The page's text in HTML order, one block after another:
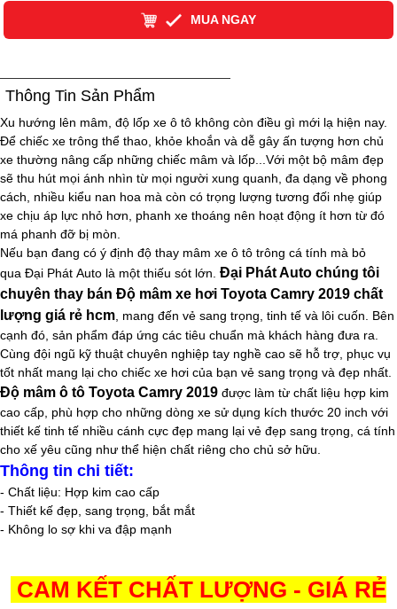
MUA NGAY
Thông Tin Sản Phẩm
Xu hướng lên mâm, độ lốp xe ô tô không còn điều gì mới lạ hiện nay.
Để chiếc xe trông thể thao, khỏe khoắn và dễ gây ấn tượng hơn chủ
xe thường nâng cấp những chiếc mâm và lốp...Với một bộ mâm đẹp
sẽ thu hút mọi ánh nhìn từ mọi người xung quanh, đa dạng về phong
cách, nhiều kiểu nan hoa mà còn có trọng lượng tương đối nhẹ giúp
xe chịu áp lực nhỏ hơn, phanh xe thoáng nên hoạt động ít hơn từ đó
má phanh đỡ bị mòn.
Nếu bạn đang có ý định độ thay mâm xe ô tô trông cá tính mà bỏ
qua Đại Phát Auto là một thiếu sót lớn. Đại Phát Auto chúng tôi
chuyên thay bán Độ mâm xe hơi Toyota Camry 2019 chất
lượng giá rẻ​ hcm , mang đến vẻ sang trọng, tinh tế và lôi cuốn. Bên
cạnh đó, sản phẩm đáp ứng các tiêu chuẩn mà khách hàng đưa ra.
Cùng đội ngũ kỹ thuật chuyên nghiệp tay nghề cao sẽ hỗ trợ, phục vụ
tốt nhất mang lại cho chiếc xe hơi của bạn vẻ sang trọng và đẹp nhất.
Độ mâm ô tô Toyota Camry 2019 được làm từ chất liệu hợp kim
cao cấp, phù hợp cho những dòng xe sử dụng kích thước 20 inch với
thiết kế tinh tế nhiều cánh cực đẹp mang lại vẻ đẹp sang trọng, cá tính
cho xế yêu cũng như thể hiện chất riêng cho chủ sở hữu.
Thông tin chi tiết:
- Chất liệu: Hợp kim cao cấp
- Thiết kế đẹp, sang trọng, bắt mắt
- Không lo sợ khi va đập mạnh
CAM KẾT CHẤT LƯỢNG - GIÁ RẺ